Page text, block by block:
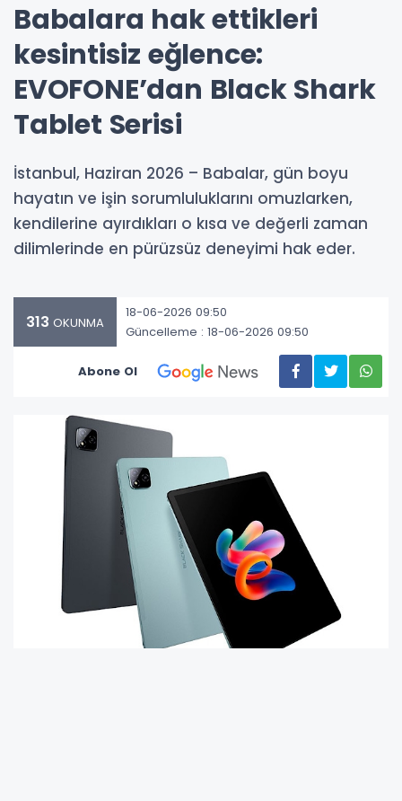
Babalara hak ettikleri
kesintisiz eğlence:
EVOFONE’dan Black Shark
Tablet Serisi
İstanbul, Haziran 2026 – Babalar, gün boyu
hayatın ve işin sorumluluklarını omuzlarken,
kendilerine ayırdıkları o kısa ve değerli zaman
dilimlerinde en pürüzsüz deneyimi hak eder.
313 OKUNMA
18-06-2026 09:50
Güncelleme : 18-06-2026 09:50
Abone Ol